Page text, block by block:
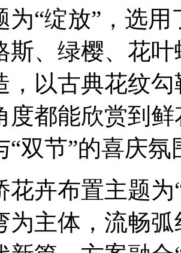
为“绽放”，选
斯、绿樱、花
，以古典花纹
度都能欣赏到
“双节”的喜庆
布置主题为“
为主体，流畅